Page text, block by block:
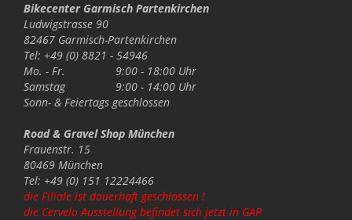
Bikecenter Garmisch Partenkirchen
Ludwigstrasse 90
82467 Garmisch-Partenkirchen
Tel: +49 (0) 8821 - 54946
Mo. - Fr.
9:00 - 18:00 Uhr
Samstag
9:00 - 14:00 Uhr
Sonn- & Feiertagsgeschlossen
Road & Gravel Shop München
Frauenstr. 15
80469 München
Tel: +49 (0) 151 12224466
die Filiale ist dauerhaft geschlossen !
die Cervelo Ausstellung befindet sich jetzt in GAP